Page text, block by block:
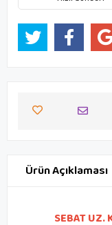
Ürün Açıklaması
SEBAT UZ.